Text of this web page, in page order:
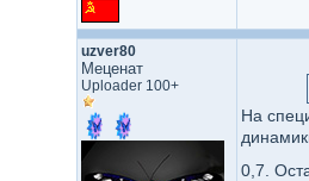
uzver80
Меценат
Uploader 100+
На
0,7.